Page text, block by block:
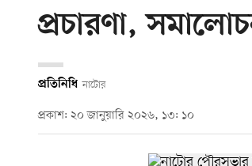
প্রচারণা,
প্রতিনিধি নাটোর
প্রকাশ: ২০ জানুয়ারি ২০২৬, ১৩: ১০